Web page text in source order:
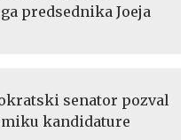
predsednika Joeja
senator pozval
kandidature